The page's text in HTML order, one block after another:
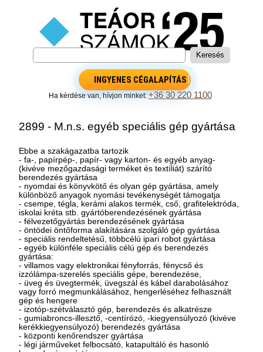
INGYENES CÉGALAPÍTÁS
Ha kérdése van, hívjon minket:+36 30 220 1100
2899 - M.n.s. egyéb speciális gép gyártása
Ebbe a szakágazatba tartozik
- fa-, papírpép-, papír- vagy karton- és egyéb anyag-
(kivéve mezőgazdasági terméket és textíliát) szárító
berendezés gyártása
- nyomdai és könyvkötő és olyan gép gyártása, amely
különböző anyagok nyomási tevékenységét támogatja
- csempe, tégla, kerámi alakos termék, cső, grafitelektróda,
iskolai kréta stb. gyártóberendezésének gyártása
- félvezetőgyártás berendezésének gyártása
- öntödei öntőforma alakítására szolgáló gép gyártása
- speciális rendeltetésű, többcélú ipari robot gyártása
- egyéb különféle speciális célú gép és berendezés
gyártása:
- villamos vagy elektronikai fényforrás, fénycső és
izzólámpa-szerelés speciális gépe, berendezése,
- üveg és üvegtermék, üvegszál és kábel darabolásához
vagy forró megmunkálásához, hengerléséhez felhasznált
gép és hengere
- izotóp-szétválasztó gép, berendezés és alkatrésze
- gumiabroncs-illesztő, -centírózó, -kiegyensúlyozó (kivéve
kerékkiegyensúlyozó) berendezés gyártása
- központi kenőrendszer gyártása
- légi járműveket felbocsátó, katapultáló és hasonló